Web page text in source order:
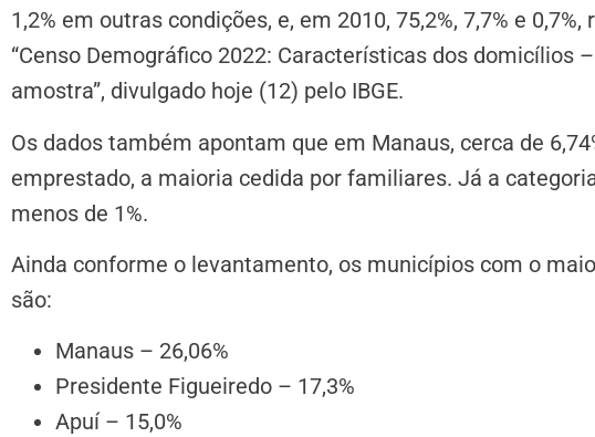
1,2% em outras condições, e, em 2010, 75,2%, 7,7% e
“Censo Demográfico 2022: Características dos domicílios
amostra”, divulgado hoje (12) pelo IBGE.
Os dados também apontam que em Manaus, cerca de
emprestado, a maioria cedida por familiares. Já a
menos de 1%.
Ainda conforme o levantamento, os municípios com o
são:
Manaus – 26,06%
Presidente Figueiredo – 17,3%
Apuí – 15,0%